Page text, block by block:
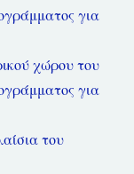
για
χώρου του
για
του